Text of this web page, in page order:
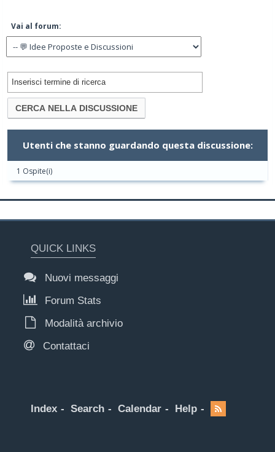
Vai al forum:
Utenti che stanno guardando questa discussione:
1 Ospite(i)
QUICK LINKS
Nuovi messaggi
Forum Stats
Modalità archivio
Contattaci
Index Search Calendar Help